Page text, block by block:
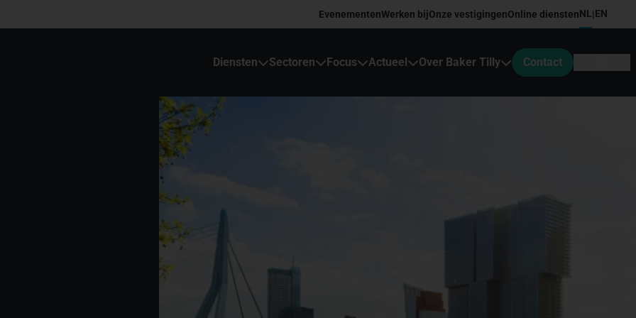
EvenementenWerken bijOnze vestigingenOnline dienstenNL|EN
Diensten Sectoren Focus Actueel Over Baker Tilly Contact